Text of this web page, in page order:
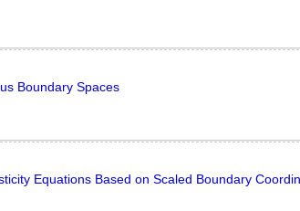
Boundary Spaces
Equations Based on Scaled Boundary